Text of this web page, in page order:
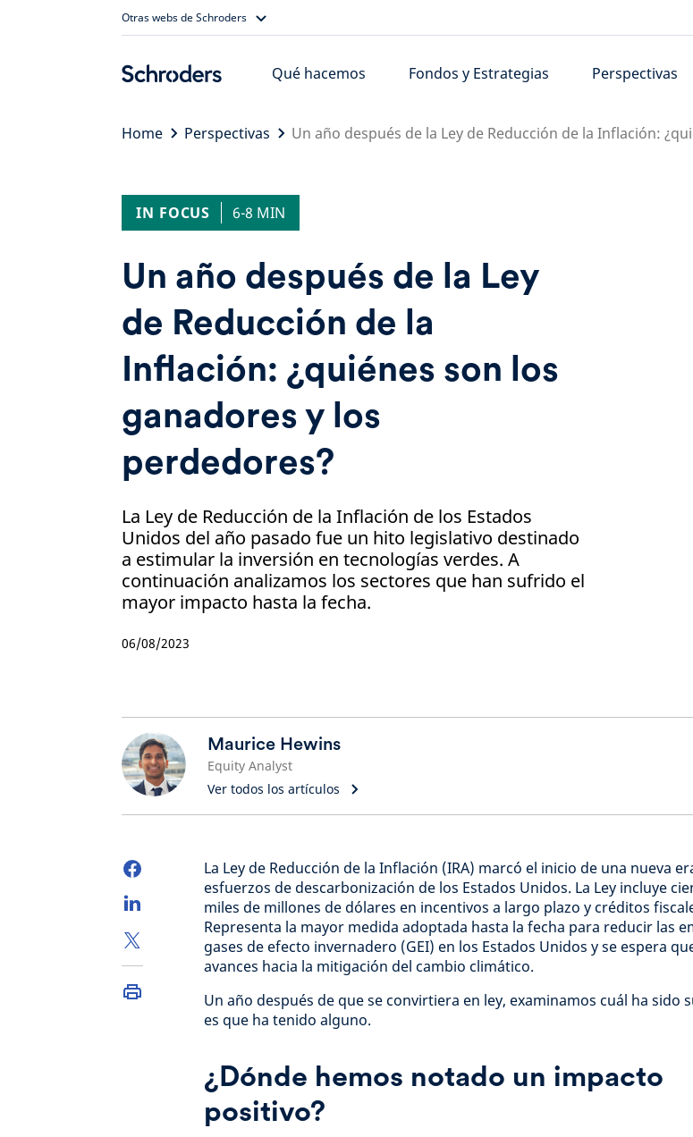
Otras webs de Schroders
Qué hacemos Fondos y Estrategias Perspectivas
Home Perspectivas Un año después de la Ley de Reducción de la Inflación:
IN FOCUS 6-8 MIN
Un año después de la Ley
de Reducción de la
Inflación: ¿quiénes son los
ganadores y los
perdedores?
La Ley de Reducción de la Inflación de los Estados
Unidos del año pasado fue un hito legislativo destinado
a estimular la inversión en tecnologías verdes. A
continuación analizamos los sectores que han sufrido el
mayor impacto hasta la fecha.
06/08/2023
Maurice Hewins
Equity Analyst
Ver todos los artículos
La Ley de Reducción de la Inflación (IRA) marcó el inicio de una nueva
esfuerzos de descarbonización de los Estados Unidos. La Ley incluye
miles de millones de dólares en incentivos a largo plazo y créditos
Representa la mayor medida adoptada hasta la fecha para reducir las
gases de efecto invernadero (GEI) en los Estados Unidos y se espera
avances hacia la mitigación del cambio climático.
Un año después de que se convirtiera en ley, examinamos cuál ha sido
es que ha tenido alguno.
¿Dónde hemos notado un impacto
positivo?